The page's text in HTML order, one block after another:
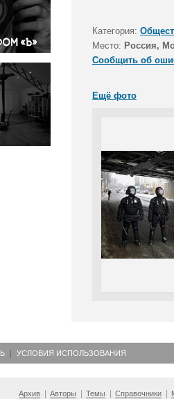
Категория:
Место: Россия,
Сообщить об
Ещё фото
УСЛОВИЯ ИСПОЛЬЗОВАНИЯ
Архив Авторы Темы Справочники